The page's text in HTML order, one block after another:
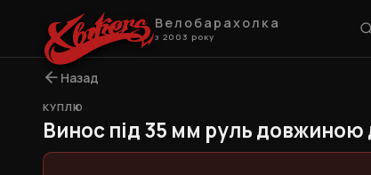
Велобарахолка
з 2003 року
Назад
КУПЛЮ
Винос під 35 мм руль довжиною